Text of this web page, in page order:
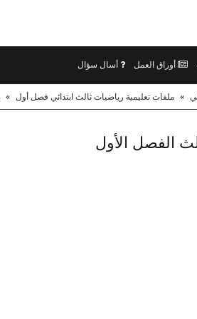
أوراق العمل أسال سؤال
» ملفات تعليمية رياضيات ثالث ابتدائي فصل أول »
الفصل الأول